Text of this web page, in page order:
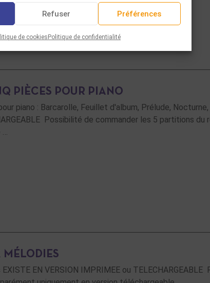
Refuser Préférences
de cookies Politique de confidentialité
PIÈCES POUR PIANO
piano : Barcarolle, Feuillet d'album, Prélude, Nocturne,
Possibilité de commander les 5 partitions
…
MÉLODIES
EN VERSION IMPRIMEE ou